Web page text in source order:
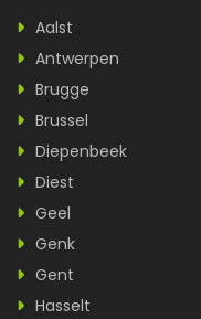
Aalst
Antwerpen
Brugge
Brussel
Diepenbeek
Diest
Geel
Genk
Gent
Hasselt